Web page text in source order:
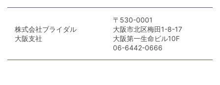
株式会社ブライダル
大阪支社
〒530-0001
大阪市北区梅田1-8-17
大阪第一生命ビル10F
06-6442-0666